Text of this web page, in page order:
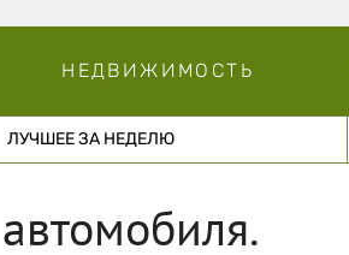
НЕДВИЖИМОСТЬ
ЛУЧШЕЕ ЗА НЕДЕЛЮ